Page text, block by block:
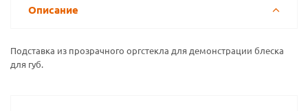
Описание
Подставка из прозрачного оргстекла для демонстрации блеска
для губ.